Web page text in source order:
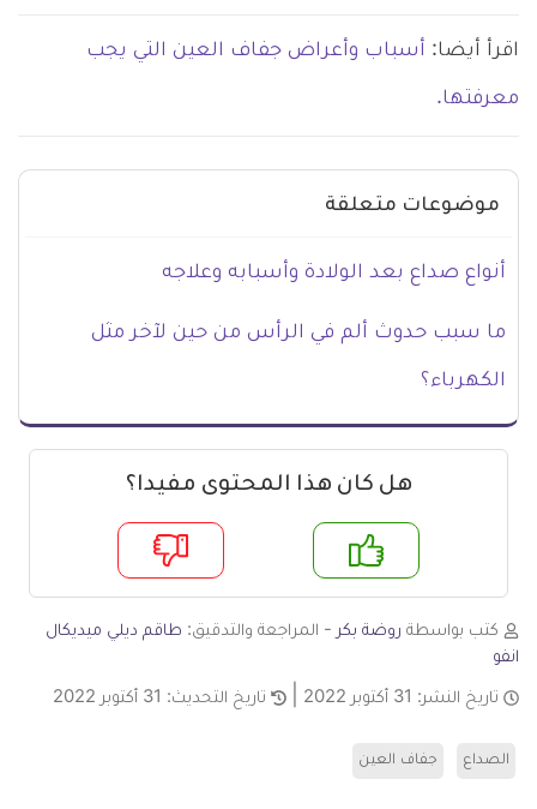
اقرأ أيضا: أسباب وأعراض جفاف العين التي يجب
معرفتها.
موضوعات متعلقة
أنواع صداع بعد الولادة وأسبابه وعلاجه
ما سبب حدوث ألم في الرأس من حين لآخر مثل
الكهرباء؟
هل كان هذا المحتوى مفيدا؟
لا
كتب بواسطة روضة بكر - المراجعة والتدقيق: طاقم ديلي ميديكال
انفو
تاريخ النشر: 31 أكتوبر 2022 تاريخ التحديث: 31 أكتوبر 2022
الصداع جفاف العين